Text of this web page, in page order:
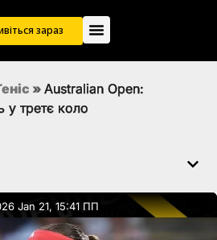
зараз
» Australian Open:
у третє коло
Jan 21, 15:41 ПП